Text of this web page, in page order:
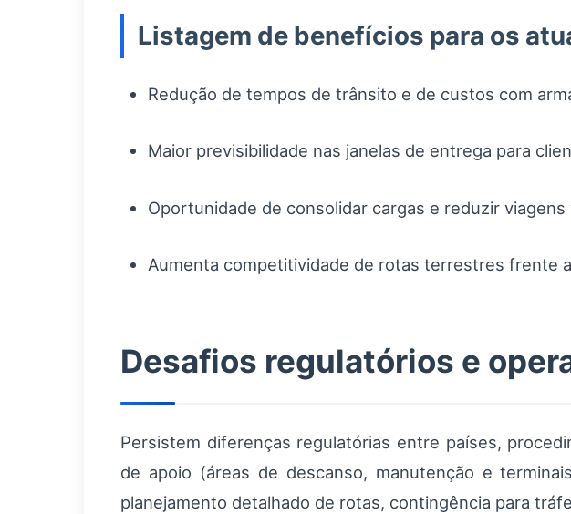
Listagem de benefícios para os
Redução de tempos de trânsito e de custos com
Maior previsibilidade nas janelas de entrega para
Oportunidade de consolidar cargas e reduzir
Aumenta competitividade de rotas terrestres frente
Desafios regulatórios e
Persistem diferenças regulatórias entre países,
de apoio (áreas de descanso, manutenção e
planejamento detalhado de rotas, contingência para